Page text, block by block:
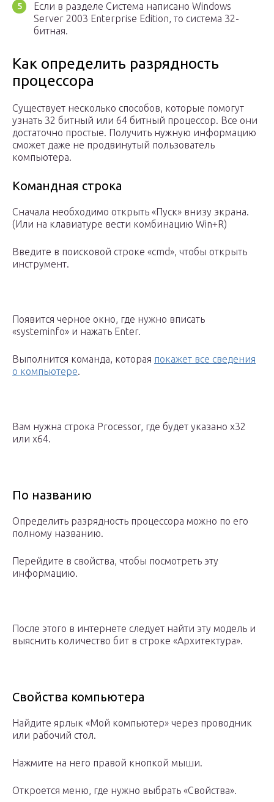
Если в разделе Система написано Windows
Server 2003 Enterprise Edition, то система 32-
битная.
Как определить разрядность
процессора
Существует несколько способов, которые помогут
узнать 32 битный или 64 битный процессор. Все они
достаточно простые. Получить нужную информацию
сможет даже не продвинутый пользователь
компьютера.
Командная строка
Сначала необходимо открыть «Пуск» внизу экрана.
(Или на клавиатуре вести комбинацию Win+R)
Введите в поисковой строке «cmd», чтобы открыть
инструмент.
Появится черное окно, где нужно вписать
«systeminfo» и нажать Enter.
Выполнится команда, которая покажет все сведения
о компьютере.
Вам нужна строка Processor, где будет указано х32
или х64.
По названию
Определить разрядность процессора можно по его
полному названию.
Перейдите в свойства, чтобы посмотреть эту
информацию.
После этого в интернете следует найти эту модель и
выяснить количество бит в строке «Архитектура».
Свойства компьютера
Найдите ярлык «Мой компьютер» через проводник
или рабочий стол.
Нажмите на него правой кнопкой мыши.
Откроется меню, где нужно выбрать «Свойства».